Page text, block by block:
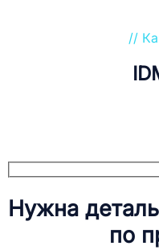
//
Нужна
по